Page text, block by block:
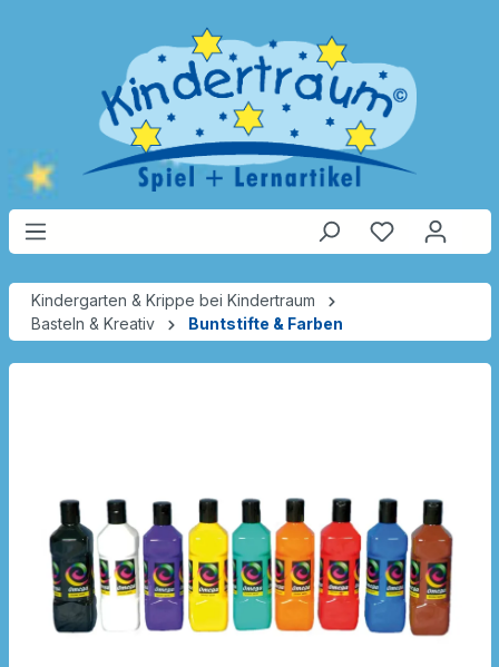
Kindergarten & Krippe bei Kindertraum
Basteln & Kreativ
Buntstifte & Farben